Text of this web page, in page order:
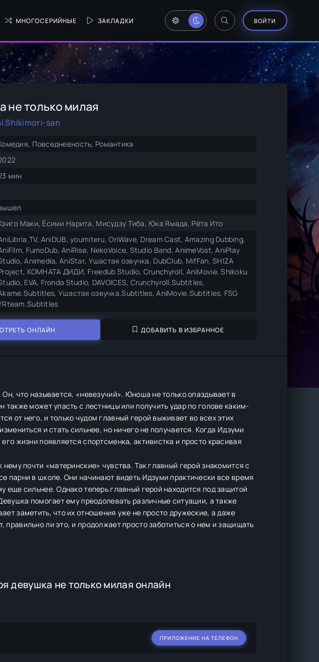
МНОГОСЕРИЙНЫЕ ЗАКЛАДКИ ВОЙТИ
не только милая
Shikimori-san
Повседневность, Романтика
мин
Маки, Ёсими Нарита, Мисудзу Тиба, Юка Ямада, Рёта Ито
AniDUB, youmiteru, OnWave, Dream Cast, Amazing Dubbing,
FumoDub, AniRise, NekoVoice, Studio Band, AnimeVost, AniPlay
Animedia, AniStar, Ушастая озвучка, DubClub, MifFan, SHIZA
КОМНАТА ДИДИ, Freedub Studio, Crunchyroll, AniMovie, Shikoku
EVA, Fronda Studio, DAVOICES, Crunchyroll.Subtitles,
Ушастая озвучка.Subtitles, AniMovie.Subtitles, FSG
ОНЛАЙН ДОБАВИТЬ В ИЗБРАННОЕ
что называется, «невезучий». Юноша не только опаздывает в
может упасть с лестницы или получить удар по голове каким-
от него, и только чудом главный герой выживает во всех этих
и стать сильнее, но ничего не получается. Когда Идзуми
жизни появляется спортсменка, активистка и просто красивая
почти «материнские» чувства. Так главный герой знакомится с
парни в школе. Они начинают видеть Идзуми практически все время
еще сильнее. Однако теперь главный герой находится под защитой
помогает ему преодолевать различные ситуации, а также
заметить, что их отношения уже не просто дружеские, а даже
ли это, и продолжает просто заботиться о нем и защищать
девушка не только милая онлайн
ПРИЛОЖЕНИЕ НА ТЕЛЕФОН